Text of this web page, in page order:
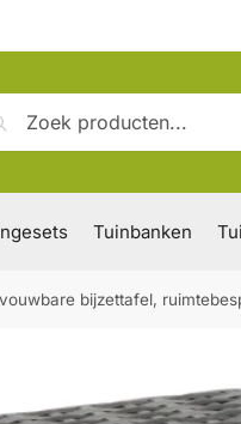
Tuinbanken
bijzettafel,